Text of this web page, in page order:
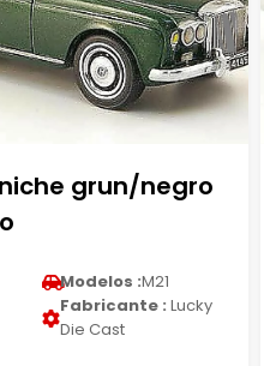
grun/negro
Modelos :M21
Fabricante : Lucky
Die Cast